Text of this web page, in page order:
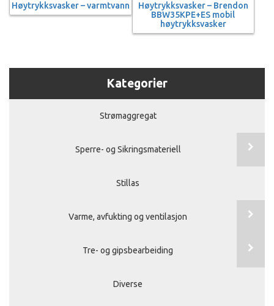
Høytrykksvasker – varmtvann
Høytrykksvasker – Brendon
BBW35KPE+ES mobil
høytrykksvasker
Kategorier
Strømaggregat
Sperre- og Sikringsmateriell
Stillas
Varme, avfukting og ventilasjon
Tre- og gipsbearbeiding
Diverse